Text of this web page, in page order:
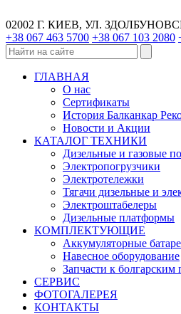
02002 Г. КИЕВ, УЛ.
+38 067 463 5700 +38 067 103 2080
ГЛАВНАЯ
О нас
Сертификаты
История Балканкар
Новости и Акции
КАТАЛОГ ТЕХНИКИ
Дизельные и газовые
Электропогрузчики
Электротележки
Тягачи дизельные и
Электроштабелеры
Дизельные платформы
КОМПЛЕКТУЮЩИЕ
Аккумуляторные
Навесное оборудование
Запчасти к болгарским
СЕРВИС
ФОТОГАЛЕРЕЯ
КОНТАКТЫ